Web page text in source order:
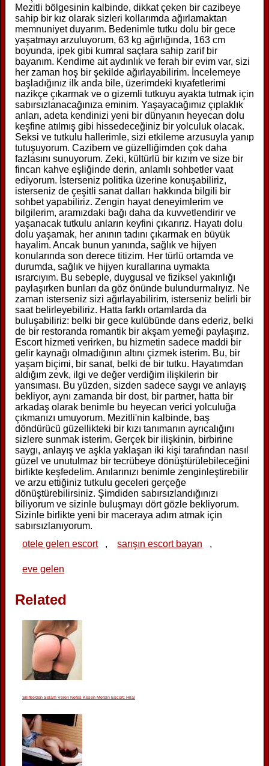
Mezitli bölgesinin kalbinde, dikkat çeken bir cazibeye
sahip bir kız olarak sizleri kollarımda ağırlamaktan
memnuniyet duyarım. Bedenimle tutku dolu bir gece
yaşatmayı arzuluyorum, 63 kg ağırlığında, 163 cm
boyunda, ipek gibi kumral saçlara sahip zarif bir
bayanım. Kendime ait aydınlık ve ferah bir evim var, sizi
her zaman hoş bir şekilde ağırlayabilirim. İncelemeye
başladığınız ilk anda bile, üzerimdeki kıyafetlerimi
nazikçe çıkarmak ve o gizemli tutkuyu ayakta tutmak için
sabırsızlanacağınıza eminim. Yaşayacağımız çıplaklık
anları, adeta kendinizi yeni bir dünyanın heyecan dolu
keşfine atılmış gibi hissedeceğiniz bir yolculuk olacak.
Seksi ve tutkulu hallerimle, sizi etkileme arzusuyla yanıp
tutuşuyorum. Cazibem ve güzelliğimden çok daha
fazlasını sunuyorum. Zeki, kültürlü bir kızım ve size bir
fincan kahve eşliğinde derin, anlamlı sohbetler vaat
ediyorum. İsterseniz politika üzerine konuşabiliriz,
isterseniz de çeşitli sanat dalları hakkında bilgili bir
sohbet yapabiliriz. Zengin hayat deneyimlerim ve
bilgilerim, aramızdaki bağı daha da kuvvetlendirir ve
yaşanacak tutkulu anların keyfini çıkarırız. Hayatı dolu
dolu yaşamak, her anının tadını çıkarmak en büyük
hayalim. Ancak bunun yanında, sağlık ve hijyen
konularında son derece titizim. Her türlü ortamda ve
durumda, sağlık ve hijyen kurallarına uymakta
ısrarcıyım. Bu sebeple, duygusal ve fiziksel yakınlığı
paylaşırken bunları da göz önünde bulundurmalıyız. Ne
zaman isterseniz sizi ağırlayabilirim, isterseniz belirli bir
saat belirleyebiliriz. Hatta farklı ortamlarda da
buluşabiliriz: belki bir gece kulübünde dans ederiz, belki
de bir restoranda romantik bir akşam yemeği paylaşırız.
Escort hizmeti verirken, bu hizmetin sadece maddi bir
gelir kaynağı olmadığının altını çizmek isterim. Bu, bir
yaşam biçimi, bir sanat, belki de bir tutku. Hayatımdan
aldığım zevk, ilgi ve değer verdiğim ilişkilerin bir
yansıması. Bu yüzden, sizden sadece saygı ve anlayış
bekliyor, aynı zamanda bir dost, bir partner, hatta bir
arkadaş olarak benimle bu heyecan verici yolculuğa
çıkmanızı umuyorum. Mezitli'nin kalbinde, baş
döndürücü güzellikteki bir kızı tanımanın ayrıcalığını
sizlere sunmak isterim. Gerçek bir ilişkinin, birbirine
saygı, anlayış ve aşkla yaklaşan iki kişi tarafından nasıl
güzel ve unutulmaz bir tecrübeye dönüştürülebileceğini
birlikte keşfedelim. Anılarınızı benimle zenginleştirebilir
ve arzu ettiğiniz tutkulu geceleri gerçeğe
dönüştürebilirsiniz. Şimdiden sabırsızlandığınızı
biliyorum ve sizinle buluşmayı dört gözle bekliyorum.
Sizinle birlikte yeni bir maceraya adım atmak için
sabırsızlanıyorum.
otele gelen escort
, sarışın escort bayan ,
eve gelen
Related
Silifke'den Selam Veren Nefes Kesen Mersin Escort: Hilal